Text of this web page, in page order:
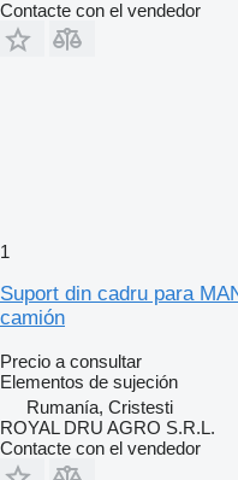
Contacte con el vendedor
1
Suport din cadru para
camión
Precio a consultar
Elementos de sujeción
Rumanía, Cristesti
ROYAL DRU AGRO S.R.L.
Contacte con el vendedor